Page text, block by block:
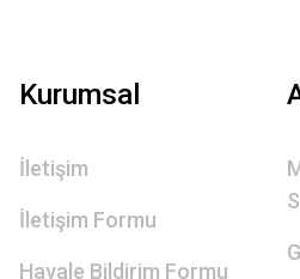
Kurumsal
İletişim
İletişim Formu
Havale Bildirim Formu